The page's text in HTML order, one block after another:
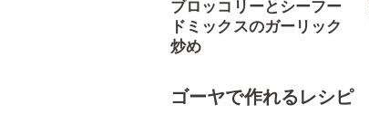
ブロッコリーとシーフー
ドミックスのガーリック
炒め
ゴーヤで作れるレシピ